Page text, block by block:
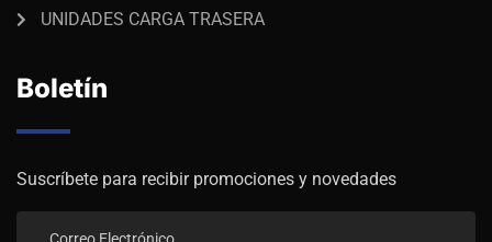
UNIDADES CARGA TRASERA
Boletín
Suscríbete para recibir promociones y novedades